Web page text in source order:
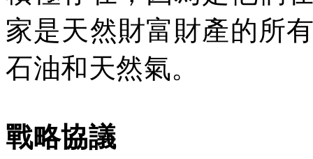
家是天然財富財產的所
石油和天然氣。
戰略協議